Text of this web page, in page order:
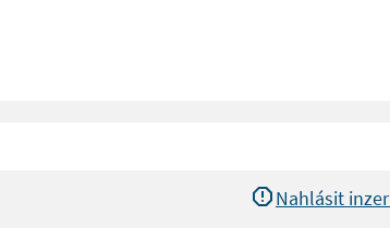
Nahlásit